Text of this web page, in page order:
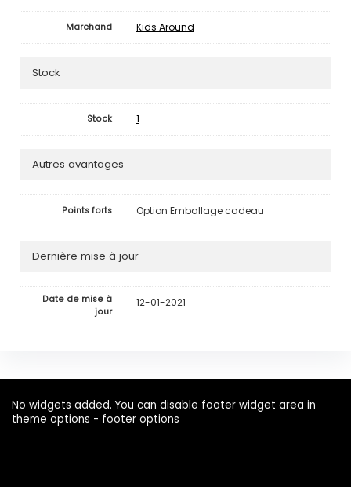
Marchand Kids Around
Stock
Stock 1
Autres avantages
Points forts Option Emballage cadeau
Dernière mise à jour
Date de mise à
jour
12-01-2021
No widgets added. You can disable footer widget area in
theme options - footer options